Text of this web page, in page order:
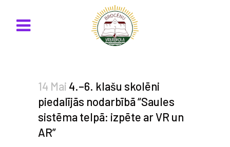
14 Mai 4.–6. klašu skolēni
piedalījās nodarbībā “Saules
sistēma telpā: izpēte ar VR un
AR”